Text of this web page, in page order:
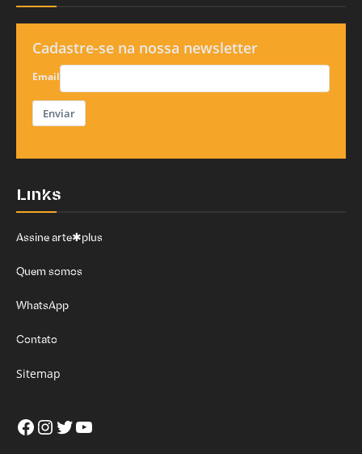
Cadastre-se na nossa newsletter
Email
Enviar
Links
Assine arte✱plus
Quem somos
WhatsApp
Contato
Sitemap
Facebook
Instagram
Twitter
Youtube